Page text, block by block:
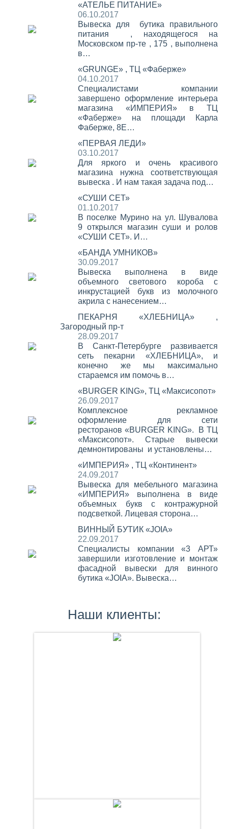
«АТЕЛЬЕ ПИТАНИЕ»
06.10.2017
Вывеска для бутика правильного
питания , находящегося на
Московском пр-те , 175 , выполнена
в…
«GRUNGE» , ТЦ «Фаберже»
04.10.2017
Специалистами компании
завершено оформление интерьера
магазина «ИМПЕРИЯ» в ТЦ
«Фаберже» на площади Карла
Фаберже, 8Е…
«ПЕРВАЯ ЛЕДИ»
03.10.2017
Для яркого и очень красивого
магазина нужна соответствующая
вывеска . И нам такая задача под…
«СУШИ СЕТ»
01.10.2017
В поселке Мурино на ул. Шувалова
9 открылся магазин суши и ролов
«СУШИ СЕТ». И…
«БАНДА УМНИКОВ»
30.09.2017
Вывеска выполнена в виде
объемного светового короба с
инкрустацией букв из молочного
акрила с нанесением…
ПЕКАРНЯ «ХЛЕБНИЦА» ,
Загородный пр-т
28.09.2017
В Санкт-Петербурге развивается
сеть пекарни «ХЛЕБНИЦА», и
конечно же мы максимально
стараемся им помочь в…
«BURGER KING», ТЦ «Максисопот»
26.09.2017
Комплексное рекламное
оформление для сети
ресторанов «BURGER KING». В ТЦ
«Максисопот». Старые вывески
демнонтированы и установлены…
«ИМПЕРИЯ» , ТЦ «Континент»
24.09.2017
Вывеска для мебельного магазина
«ИМПЕРИЯ» выполнена в виде
объемных букв с контражурной
подсветкой. Лицевая сторона…
ВИННЫЙ БУТИК «JOIA»
22.09.2017
Специалисты компании «3 АРТ»
завершили изготовление и монтаж
фасадной вывески для винного
бутика «JOIA». Вывеска…
Наши клиенты: